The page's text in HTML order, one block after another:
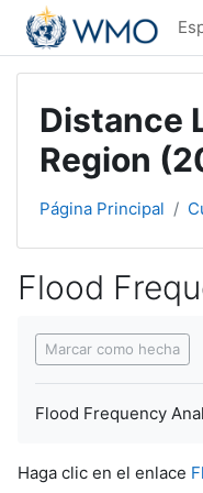
Salta al contenido principal
Distance
Region
Página Principal
Flood
Marcar como hecha
Flood Frequency
Haga clic en el enlace